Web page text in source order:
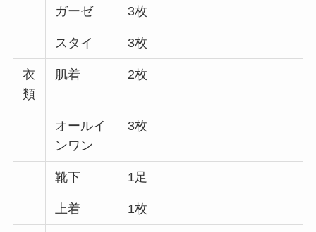
ガーゼ 3枚
スタイ 3枚
衣
類
肌着 2枚
オールイ
ンワン
3枚
靴下 1足
上着 1枚